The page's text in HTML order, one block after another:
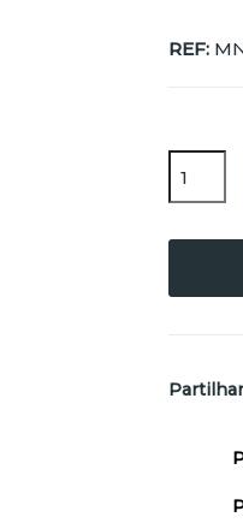
REF:
Partilhar